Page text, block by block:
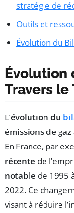
stratégie de
Outils et
Évolution du
Évolution
Travers le
L’évolution du
émissions de
En France, par
récente de
notable de 1995
2022. Ce
visant à réduire